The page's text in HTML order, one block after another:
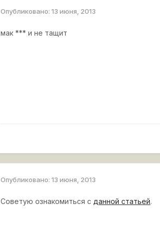
Опубликовано:13 июня, 2013
мак *** и не тащит
Опубликовано:13 июня, 2013
Советую ознакомиться сданной статьей.